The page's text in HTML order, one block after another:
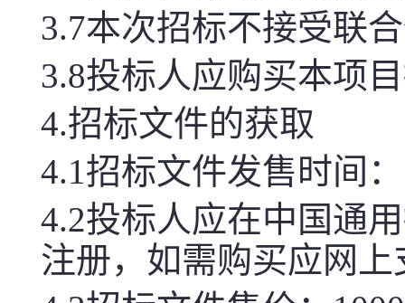
3.7本次招标不接受联
3.8投标人应购买本项
4.招标文件的获取
4.1招标文件发售时间：
4.2投标人应在中国通
注册，如需购买应网